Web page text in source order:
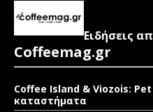
Ειδήσεις
Coffeemag.gr
Coffee Island & Viozois:
καταστήματα